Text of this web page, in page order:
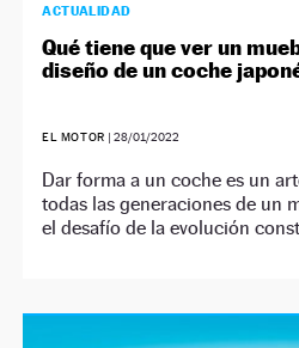
ACTUALIDAD
Qué tiene que ver un
diseño de un coche
EL MOTOR |28/01/2022
Dar forma a un coche es un
todas las generaciones de un
el desafío de la evolución